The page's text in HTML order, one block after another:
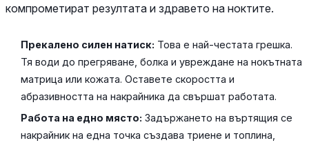
компрометират резултата и здравето на ноктите.
Прекалено силен натиск: Това е най-честата грешка.
Тя води до прегряване, болка и увреждане на нокътната
матрица или кожата. Оставете скоростта и
абразивността на накрайника да свършат работата.
Работа на едно място: Задържането на въртящия се
накрайник на една точка създава триене и топлина,